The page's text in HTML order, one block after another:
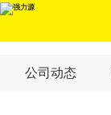
公司动态